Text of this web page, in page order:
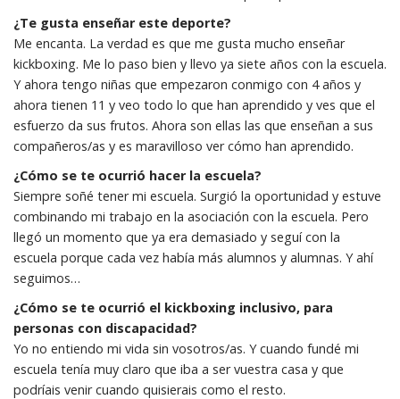
¿Te gusta enseñar este deporte?
Me encanta. La verdad es que me gusta mucho enseñar
kickboxing. Me lo paso bien y llevo ya siete años con la escuela.
Y ahora tengo niñas que empezaron conmigo con 4 años y
ahora tienen 11 y veo todo lo que han aprendido y ves que el
esfuerzo da sus frutos. Ahora son ellas las que enseñan a sus
compañeros/as y es maravilloso ver cómo han aprendido.
¿Cómo se te ocurrió hacer la escuela?
Siempre soñé tener mi escuela. Surgió la oportunidad y estuve
combinando mi trabajo en la asociación con la escuela. Pero
llegó un momento que ya era demasiado y seguí con la
escuela porque cada vez había más alumnos y alumnas. Y ahí
seguimos…
¿Cómo se te ocurrió el kickboxing inclusivo, para
personas con discapacidad?
Yo no entiendo mi vida sin vosotros/as. Y cuando fundé mi
escuela tenía muy claro que iba a ser vuestra casa y que
podríais venir cuando quisierais como el resto.